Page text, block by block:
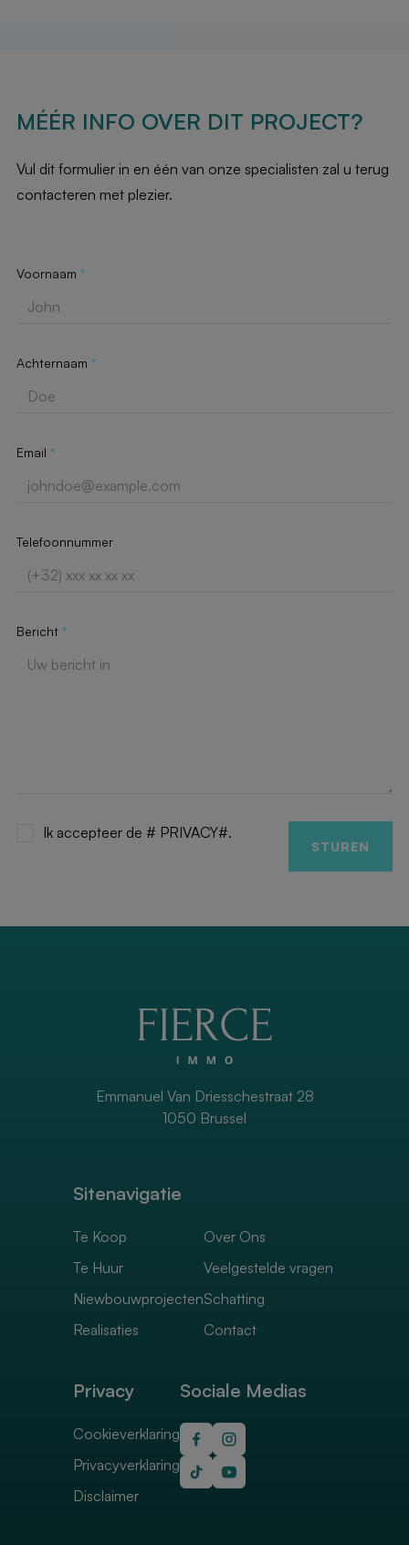
MÉÉR INFO OVER DIT PROJECT?
Vul dit formulier in en één van onze specialisten zal u terug
contacteren met plezier.
Voornaam *
Achternaam *
Email *
Telefoonnummer
Bericht *
Ik accepteer de # PRIVACY#.
STUREN
Sitenavigatie
Te Koop
Te Huur
Niewbouwprojecten
Realisaties
Over Ons
Veelgestelde vragen
Schatting
Contact
Emmanuel Van Driesschestraat 28
1050 Brussel
Privacy
Cookieverklaring
Privacyverklaring
Disclaimer
Sociale Medias